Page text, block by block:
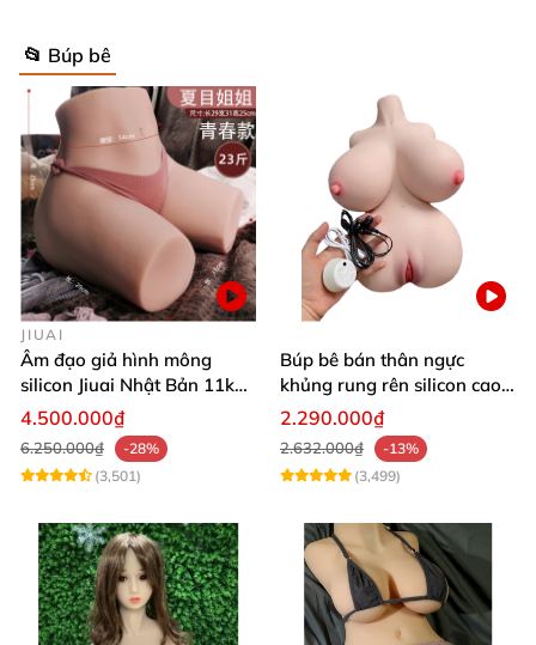
📂 Búp bê
JIUAI
Âm đạo giả hình mông
silicon Jiuai Nhật Bản 11kg
kích cỡ thật
4.500.000₫
6.250.000₫
-28%
(3,501)
Búp bê bán thân ngực
khủng rung rên silicon cao
cấp kích thích cực đã
2.290.000₫
2.632.000₫
-13%
(3,499)